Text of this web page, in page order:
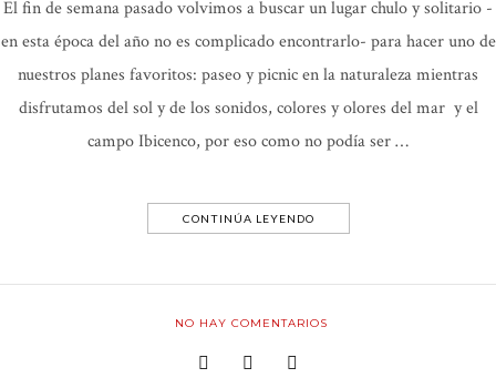
El fin de semana pasado volvimos a buscar un lugar chulo y solitario -
en esta época del año no es complicado encontrarlo- para hacer uno de
nuestros planes favoritos: paseo y picnic en la naturaleza mientras
disfrutamos del sol y de los sonidos, colores y olores del mar y el
campo Ibicenco, por eso como no podía ser …
CONTINÚA LEYENDO
NO HAY COMENTARIOS